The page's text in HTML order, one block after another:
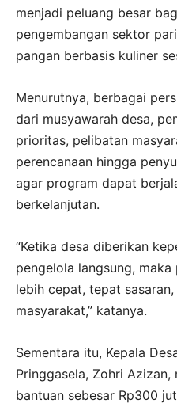
menjadi peluang besar
pengembangan sektor
pangan berbasis kuliner
Menurutnya, berbagai
dari musyawarah desa,
prioritas, pelibatan
perencanaan hingga
agar program dapat
berkelanjutan.
“Ketika desa diberikan
pengelola langsung,
lebih cepat, tepat
masyarakat,” katanya.
Sementara itu, Kepala
Pringgasela, Zohri Azizan,
bantuan sebesar Rp300